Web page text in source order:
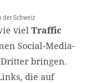
der Schweiz
viel Traffic
Social-Media-
bringen.
die auf